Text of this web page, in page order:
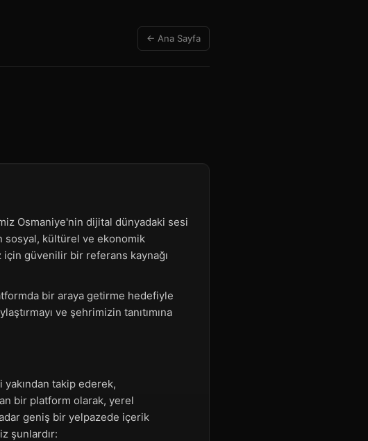
← Ana Sayfa
Osmaniye'nin dijital dünyadaki sesi
sosyal, kültürel ve ekonomik
güvenilir bir referans kaynağı
bir araya getirme hedefiyle
ve şehrimizin tanıtımına
takip ederek,
bir platform olarak, yerel
geniş bir yelpazede içerik
şunlardır: